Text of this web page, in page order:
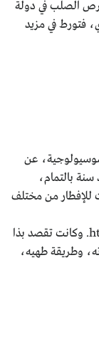
الصلب في دولة
فتورط في مزيد
عن
بالتمام،
للإفطار من مختلف
http://arabi.assafir.com/articles.asp?tag=14. وكانت تقصد بذا
وطريقة طهيه،